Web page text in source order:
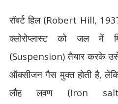
रॉबर्ट हिल (Robert Hill,
क्लोरोप्लास्ट को जल में
(Suspension)तैयार करके
ऑक्सीजन गैस मुक्त होती है,
लौह लवण (Iron